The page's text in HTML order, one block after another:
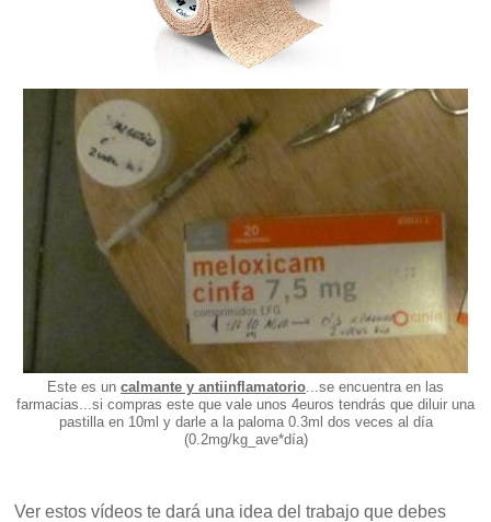
Este es un calmante y antiinflamatorio ...se encuentra en las
farmacias...si compras este que vale unos 4euros tendrás que diluir una
pastilla en 10ml y darle a la paloma 0.3ml dos veces al día
(0.2mg/kg_ave*día)
Ver estos vídeos te dará una idea del trabajo que debes